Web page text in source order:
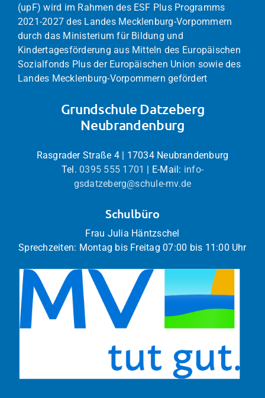
(upF) wird im Rahmen des ESF Plus Programms
2021-2027 des Landes Mecklenburg-Vorpommern
durch das Ministerium für Bildung und
Kindertagesförderung aus Mitteln des Europäischen
Sozialfonds Plus der Europäischen Union sowie des
Landes Mecklenburg-Vorpommern gefördert
Grundschule Datzeberg
Neubrandenburg
Rasgrader Straße 4 | 17034 Neubrandenburg
Tel. 0395 555 1701 | E-Mail: info-
gsdatzeberg@schule-mv.de
Schulbüro
Frau Julia Häntzschel
Sprechzeiten: Montag bis Freitag 07:00 bis 11:00 Uhr